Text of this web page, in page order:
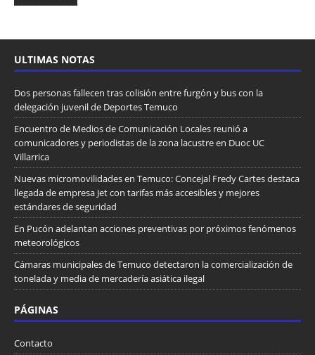
ULTIMAS NOTAS
Dos personas fallecen tras colisión entre furgón y bus con la
delegación juvenil de Deportes Temuco
Encuentro de Medios de Comunicación Locales reunió a
comunicadores y periodistas de la zona lacustre en Duoc UC
Villarrica
Nuevas micromovilidades en Temuco: Concejal Fredy Cartes destaca
llegada de empresa Jet con tarifas más accesibles y mejores
estándares de seguridad
En Pucón adelantan acciones preventivas por próximos fenómenos
meteorológicos
Cámaras municipales de Temuco detectaron la comercialización de
tonelada y media de mercadería asiática ilegal
PÁGINAS
Contacto